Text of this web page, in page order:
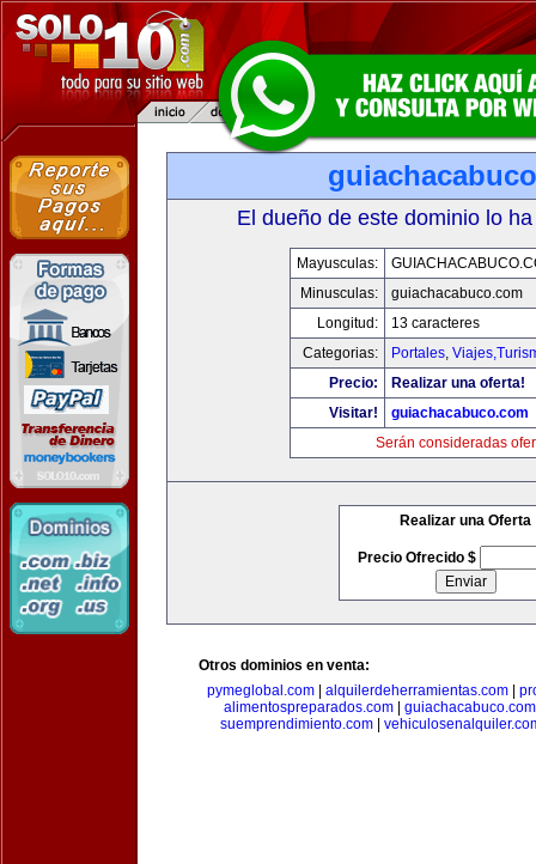
El dueño de este dominio lo
Mayusculas:
Minusculas:
guiachacabuco.com
Longitud:
13 caracteres
Categorias:
Portales,
Precio:
Realizar una oferta!
Visitar!
guiachacabuco.com
Serán consideradas
Realizar una Oferta
Precio Ofrecido $
Otros dominios en venta:
pymeglobal.com| alquilerdeherramientas.com|
alimentospreparados.com| guiachacabuco.com
suemprendimiento.com|